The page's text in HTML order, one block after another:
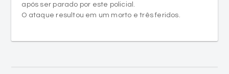
após ser parado por este policial.
O ataque resultou em um morto e três feridos.